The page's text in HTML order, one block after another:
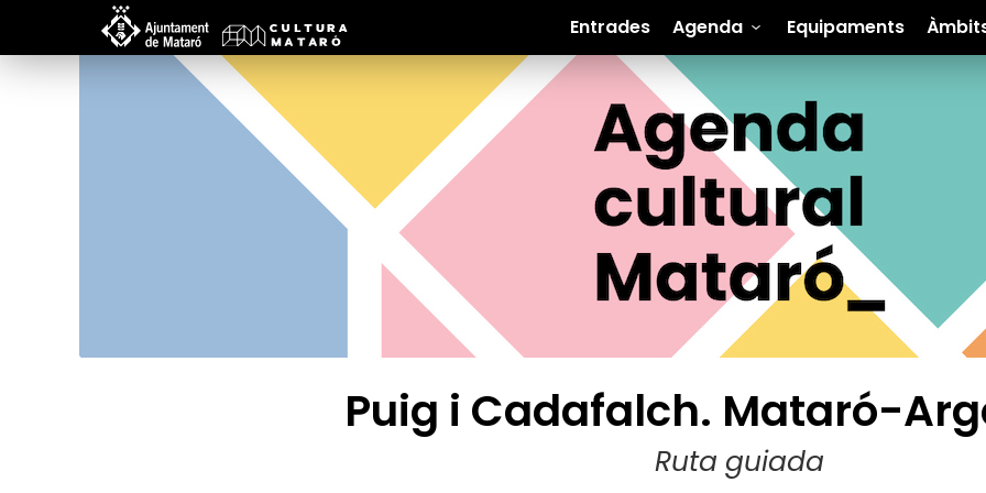
Entrades Agenda Equipaments
Puig i Cadafalch. Mataró-
Ruta guiada